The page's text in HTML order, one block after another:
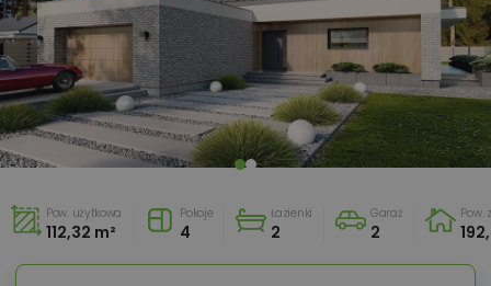
Pow. użytkowa
112,32 m²
Pokoje
4
Łazienki
2
Garaż
2
Pow.